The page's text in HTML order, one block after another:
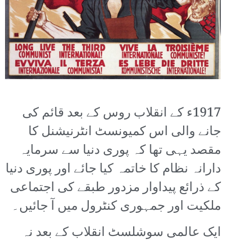
1917ء کے انقلاب روس کے بعد قائم کی
جانے والی اس کمیونسٹ انٹرنیشنل کا
مقصد یہی تھا کہ پوری دنیا سے سرمایہ
دارانہ نظام کا خاتمہ کیا جائے اور پوری دنیا
کے ذرائع پیداوار مزدور طبقے کی اجتماعی
ملکیت اور جمہوری کنٹرول میں آ جائیں۔
ایک عالمی سوشلسٹ انقلاب کے بعد نہ